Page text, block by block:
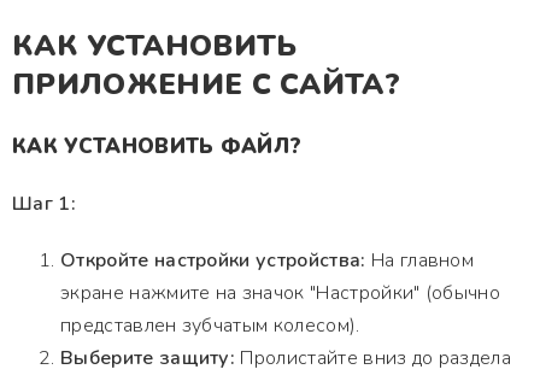
КАК УСТАНОВИТЬ
ПРИЛОЖЕНИЕ С САЙТА?
КАК УСТАНОВИТЬ ФАЙЛ?
Шаг 1:
Откройте настройки устройства: На главном
экране нажмите на значок "Настройки" (обычно
представлен зубчатым колесом).
Выберите защиту: Пролистайте вниз до раздела